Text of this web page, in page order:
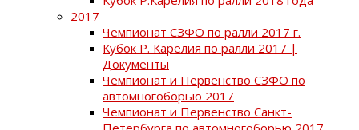
2017
Чемпионат СЗФО по ралли 2017 г.
Кубок Р. Карелия по ралли 2017 |
Документы
Чемпионат и Первенство СЗФО по
автомногоборью 2017
Чемпионат и Первенство Санкт-